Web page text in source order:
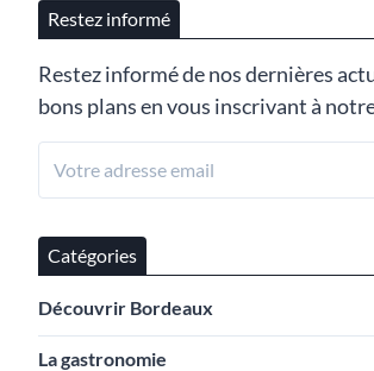
Restez informé
Restez informé de nos dernières
bons plans en vous inscrivant à
Catégories
Découvrir Bordeaux
La gastronomie